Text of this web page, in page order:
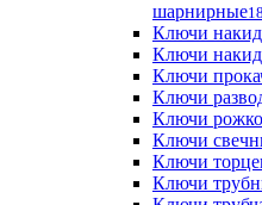
шарнирные18
Ключи
Ключи
Ключи
Ключи
Ключи
Ключи
Ключи
Ключи